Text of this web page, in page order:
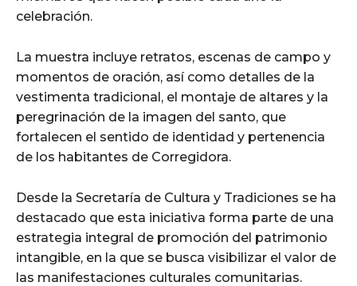
celebración.
La muestra incluye retratos, escenas de campo y
momentos de oración, así como detalles de la
vestimenta tradicional, el montaje de altares y la
peregrinación de la imagen del santo, que
fortalecen el sentido de identidad y pertenencia
de los habitantes de Corregidora.
Desde la Secretaría de Cultura y Tradiciones se ha
destacado que esta iniciativa forma parte de una
estrategia integral de promoción del patrimonio
intangible, en la que se busca visibilizar el valor de
las manifestaciones culturales comunitarias.